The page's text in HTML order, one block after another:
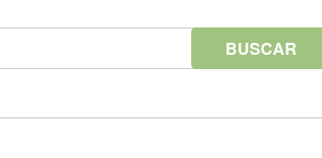
BUSCAR